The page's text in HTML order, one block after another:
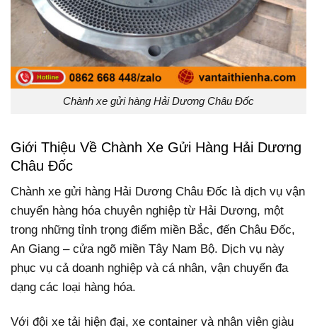
Chành xe gửi hàng Hải Dương Châu Đốc
Giới Thiệu Về Chành Xe Gửi Hàng Hải Dương
Châu Đốc
Chành xe gửi hàng Hải Dương Châu Đốc là dịch vụ vận
chuyển hàng hóa chuyên nghiệp từ Hải Dương, một
trong những tỉnh trọng điểm miền Bắc, đến Châu Đốc,
An Giang – cửa ngõ miền Tây Nam Bộ. Dịch vụ này
phục vụ cả doanh nghiệp và cá nhân, vận chuyển đa
dạng các loại hàng hóa.
Với đội xe tải hiện đại, xe container và nhân viên giàu